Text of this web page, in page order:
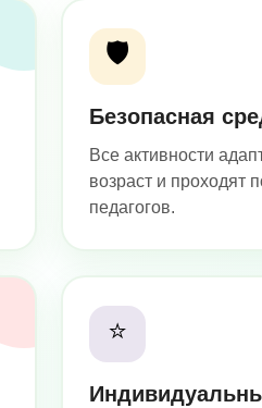
🛡️
Безопасная
Все активности
возраст и проходят
педагогов.
⭐